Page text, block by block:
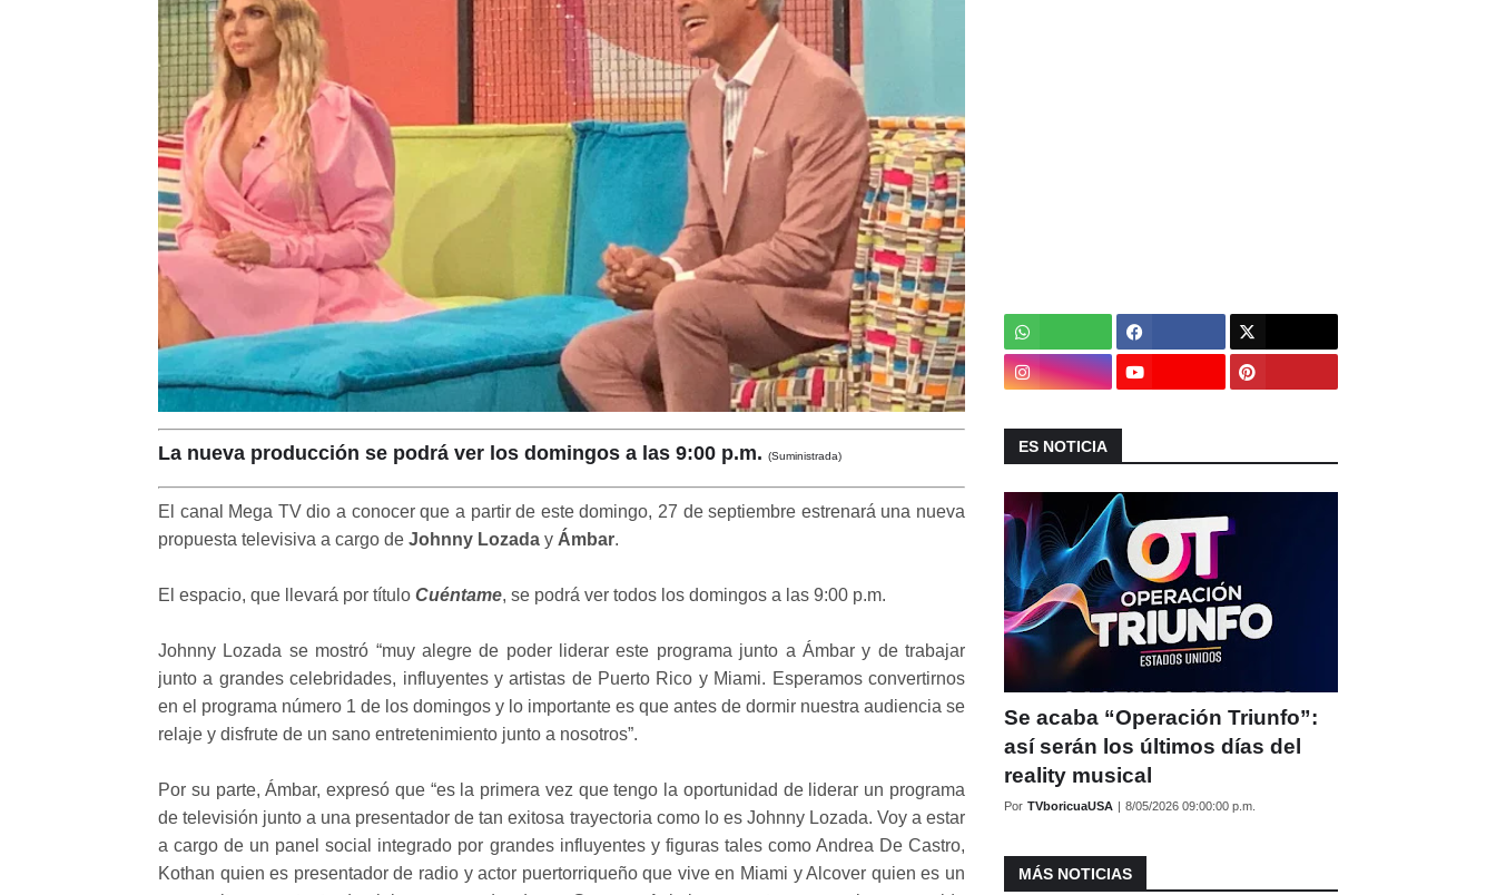
La nueva producción se podrá ver los domingos a las 9:00 p.m. (Suministrada)
El canal Mega TV dio a conocer que a partir de este domingo, 27 de septiembre estrenará una nueva
propuesta televisiva a cargo de Johnny Lozada y Ámbar.
El espacio, que llevará por título Cuéntame, se podrá ver todos los domingos a las 9:00 p.m.
Johnny Lozada se mostró “muy alegre de poder liderar este programa junto a Ámbar y de trabajar
junto a grandes celebridades, influyentes y artistas de Puerto Rico y Miami. Esperamos convertirnos
en el programa número 1 de los domingos y lo importante es que antes de dormir nuestra audiencia se
relaje y disfrute de un sano entretenimiento junto a nosotros”.
Por su parte, Ámbar, expresó que “es la primera vez que tengo la oportunidad de liderar un programa
de televisión junto a una presentador de tan exitosa trayectoria como lo es Johnny Lozada. Voy a estar
a cargo de un panel social integrado por grandes influyentes y figuras tales como Andrea De Castro,
Kothan quien es presentador de radio y actor puertorriqueño que vive en Miami y Alcover quien es un
ES NOTICIA
Se acaba “Operación Triunfo”:
así serán los últimos días del
reality musical
Por TVboricuaUSA | 8/05/2026 09:00:00 p.m.
MÁS NOTICIAS